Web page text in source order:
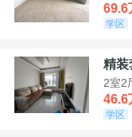
69.6
学区
精装
2室2
46.6
学区